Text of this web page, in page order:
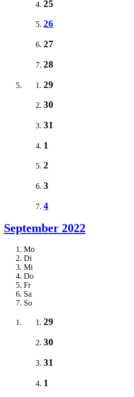
25
26
27
28
29
30
31
1
2
3
4
September 2022
Mo
Di
Mi
Do
Fr
Sa
So
29
30
31
1